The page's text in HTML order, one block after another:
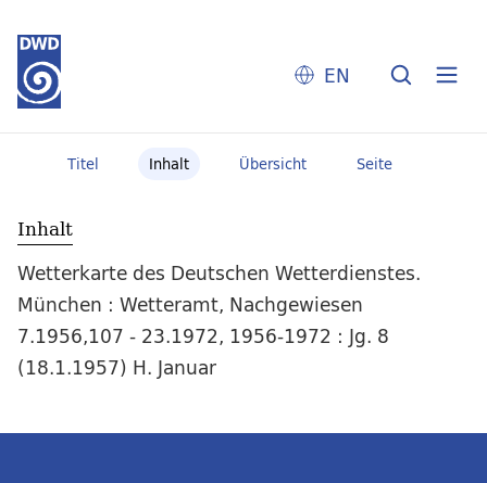
EN
Titel Inhalt Übersicht Seite
Inhalt
Wetterkarte des Deutschen Wetterdienstes.
München : Wetteramt, Nachgewiesen
7.1956,107 - 23.1972, 1956-1972 : Jg. 8
(18.1.1957) H. Januar